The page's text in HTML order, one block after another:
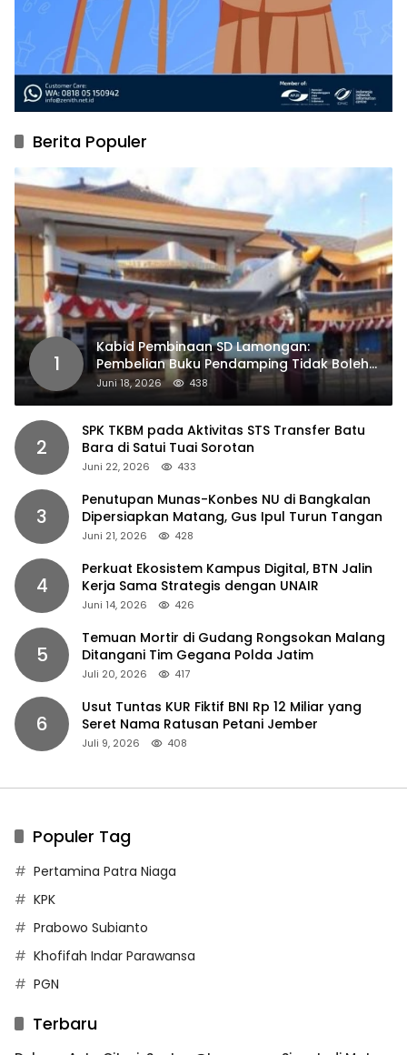
Berita Populer
1
Kabid Pembinaan SD Lamongan:
Pembelian Buku Pendamping Tidak Boleh
Dipaksakan
Juni 18, 2026 438
2
SPK TKBM pada Aktivitas STS Transfer Batu
Bara di Satui Tuai Sorotan
Juni 22, 2026 433
3
Penutupan Munas-Konbes NU di Bangkalan
Dipersiapkan Matang, Gus Ipul Turun Tangan
Juni 21, 2026 428
4
Perkuat Ekosistem Kampus Digital, BTN Jalin
Kerja Sama Strategis dengan UNAIR
Juni 14, 2026 426
5
Temuan Mortir di Gudang Rongsokan Malang
Ditangani Tim Gegana Polda Jatim
Juli 20, 2026 417
6
Usut Tuntas KUR Fiktif BNI Rp 12 Miliar yang
Seret Nama Ratusan Petani Jember
Juli 9, 2026 408
Populer Tag
Pertamina Patra Niaga
KPK
Prabowo Subianto
Khofifah Indar Parawansa
PGN
Terbaru